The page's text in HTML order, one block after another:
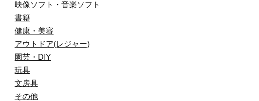
映像ソフト・音楽ソフト
書籍
健康・美容
アウトドア(レジャー)
園芸・DIY
玩具
文房具
その他